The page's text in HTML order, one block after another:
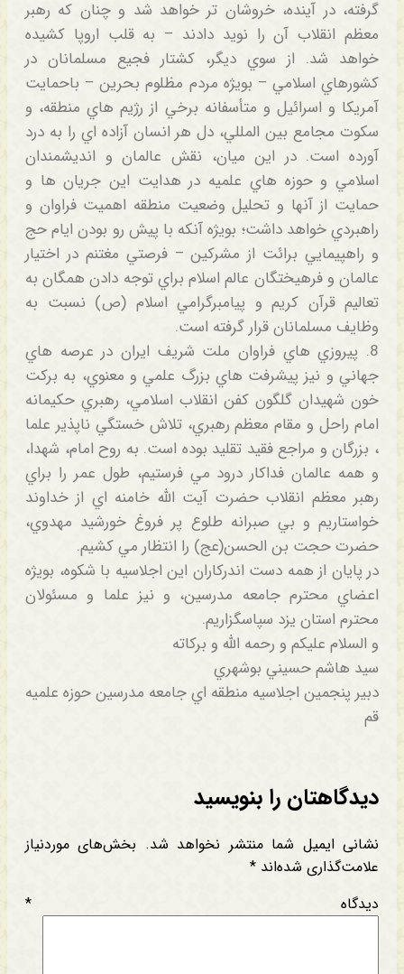
گرفته، در آينده، خروشان تر خواهد شد و چنان كه رهبر
معظم انقلاب آن را نويد دادند – به قلب اروپا كشيده
خواهد شد. از سوي ديگر، كشتار فجيع مسلمانان در
كشورهاي اسلامي – بويژه مردم مظلوم بحرين – باحمايت
آمريكا و اسرائيل و متأسفانه برخي از رژيم هاي منطقه، و
سكوت مجامع بين المللي، دل هر انسان آزاده اي را به درد
آورده است. در اين ميان، نقش عالمان و انديشمندان
اسلامي و حوزه هاي علميه در هدايت اين جريان ها و
حمايت از آنها و تحليل وضعيت منطقه اهميت فراوان و
راهبردي خواهد داشت؛ بويژه آنكه با پيش رو بودن ايام حج
و راهپيمايي برائت از مشركين – فرصتي مغتنم در اختيار
عالمان و فرهيختگان عالم اسلام براي توجه دادن همگان به
تعاليم قرآن كريم و پيامبرگرامي اسلام (ص) نسبت به
وظايف مسلمانان قرار گرفته است.
8. پيروزي هاي فراوان ملت شريف ايران در عرصه هاي
جهاني و نيز پيشرفت هاي بزرگ علمي و معنوي، به بركت
خون شهيدان گلگون كفن انقلاب اسلامي، رهبري حكيمانه
امام راحل و مقام معظم رهبري، تلاش خستگي ناپذير علما
، بزرگان و مراجع فقيد تقليد بوده است. به روح امام، شهدا،
و همه عالمان فداكار درود مي فرستيم، طول عمر را براي
رهبر معظم انقلاب حضرت آيت الله خامنه اي از خداوند
خواستاريم و بي صبرانه طلوع پر فروغ خورشيد مهدوي،
حضرت حجت بن الحسن(عج) را انتظار مي كشيم.
در پايان از همه دست اندركاران اين اجلاسيه با شكوه، بويژه
اعضاي محترم جامعه مدرسين، و نيز علما و مسئولان
محترم استان يزد سپاسگزاريم.
و السلام علیکم و رحمه الله و برکاته
سيد هاشم حسيني بوشهري
دبير پنجمين اجلاسيه منطقه اي جامعه مدرسین حوزه علمیه
قم
دیدگاهتان را بنویسید
نشانی ایمیل شما منتشر نخواهد شد. بخش‌های موردنیاز
علامت‌گذاری شده‌اند *
دیدگاه *